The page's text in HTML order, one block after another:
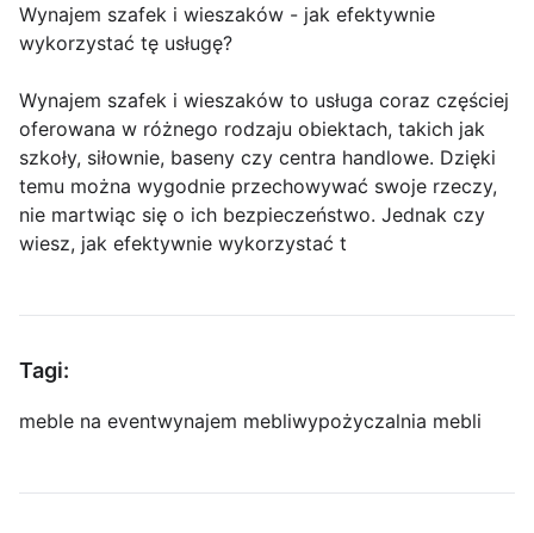
Wynajem szafek i wieszaków - jak efektywnie
wykorzystać tę usługę?
Wynajem szafek i wieszaków to usługa coraz częściej
oferowana w różnego rodzaju obiektach, takich jak
szkoły, siłownie, baseny czy centra handlowe. Dzięki
temu można wygodnie przechowywać swoje rzeczy,
nie martwiąc się o ich bezpieczeństwo. Jednak czy
wiesz, jak efektywnie wykorzystać t
Tagi:
meble na eventwynajem mebliwypożyczalnia mebli